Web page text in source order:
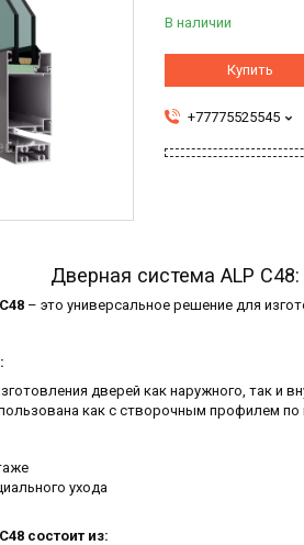
В наличии
Купить
+77775525545
Дверная система ALP
– это универсальное решение для
дверей как наружного, так и
как с створочным профилем по
ухода
состоит из: